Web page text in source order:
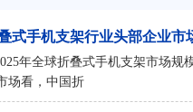
式手机支架行业头部企业市
年全球折叠式手机支架市场规
场看，中国折